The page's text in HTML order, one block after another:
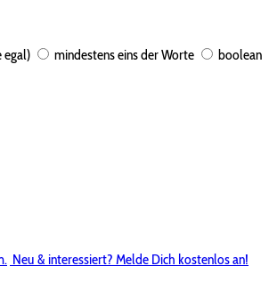
egal) mindestens eins der Worte boolean
Neu & interessiert? Melde Dich kostenlos an!